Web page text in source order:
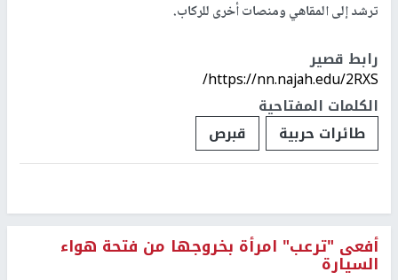
ترشد إلى المقاهي ومنصات أخرى للركاب.
رابط قصير
https://nn.najah.edu/2RXS/
الكلمات المفتاحية
طائرات حربية
قبرص
أفعى "ترعب" امرأة بخروجها من فتحة هواء
السيارة